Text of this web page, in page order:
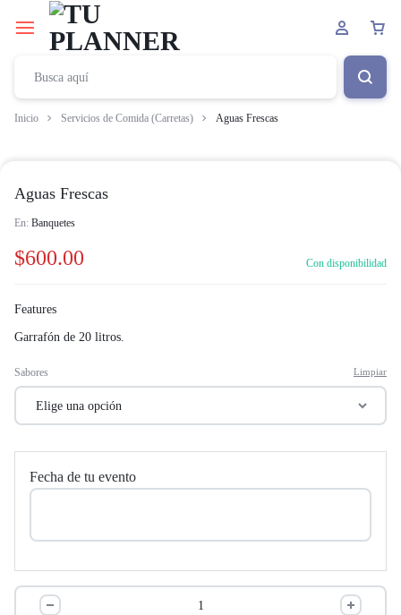
Inicio Servicios de Comida (Carretas) Aguas Frescas
Aguas Frescas
En: Banquetes
$600.00 Con disponibilidad
Features
Garrafón de 20 litros.
Sabores Limpiar
Fecha de tu evento